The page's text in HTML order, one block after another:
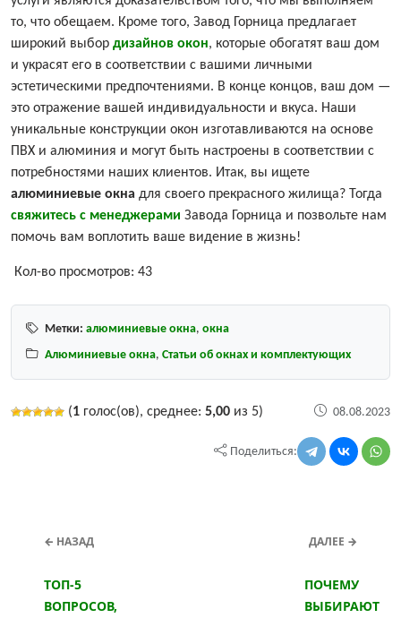
то, что обещаем. Кроме того, Завод Горница предлагает
широкий выбор дизайнов окон, которые обогатят ваш дом
и украсят его в соответствии с вашими личными
эстетическими предпочтениями. В конце концов, ваш дом —
это отражение вашей индивидуальности и вкуса. Наши
уникальные конструкции окон изготавливаются на основе
ПВХ и алюминия и могут быть настроены в соответствии с
потребностями наших клиентов. Итак, вы ищете
алюминиевые окна для своего прекрасного жилища? Тогда
свяжитесь с менеджерами Завода Горница и позвольте нам
помочь вам воплотить ваше видение в жизнь!
Кол-во просмотров: 43
Метки: алюминиевые окна, окна
Алюминиевые окна, Статьи об окнах и комплектующих
(1 голос(ов), среднее: 5,00 из 5) 08.08.2023
Поделиться:
← НАЗАД
ТОП-5
ВОПРОСОВ,
ДАЛЕЕ →
ПОЧЕМУ
ВЫБИРАЮТ